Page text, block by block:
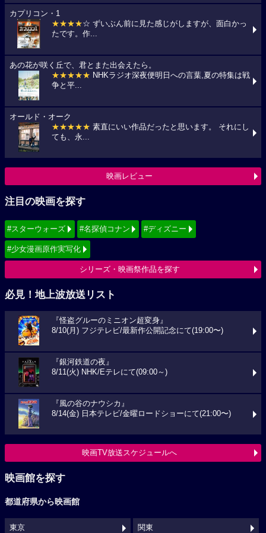
カプリコン・1
★★★★☆ ずいぶん前に見た感じがしますが、面白かっ
たです。作...
あの花が咲く丘で、君とまた出会えたら。
★★★★★ NHKラジオ深夜便明日への言葉,夏の特集は戦
争と平...
オールド・オーク
★★★★★ 素直にいい作品だったと思います。 それにし
ても、永...
映画レビュー
注目の映画を探す
#スターウォーズ #名探偵コナン #ディズニー
#少女漫画原作実写化
シリーズ・映画祭作品を探す
必見！地上波放送リスト
『怪盗グルーのミニオン超変身』
8/10(月) フジテレビ/最新作公開記念にて(19:00〜)
『銀河鉄道の夜』
8/11(火) NHK/Eテレにて(09:00～)
『風の谷のナウシカ』
8/14(金) 日本テレビ/金曜ロードショーにて(21:00〜)
映画TV放送スケジュールへ
映画館を探す
都道府県から映画館
東京 関東